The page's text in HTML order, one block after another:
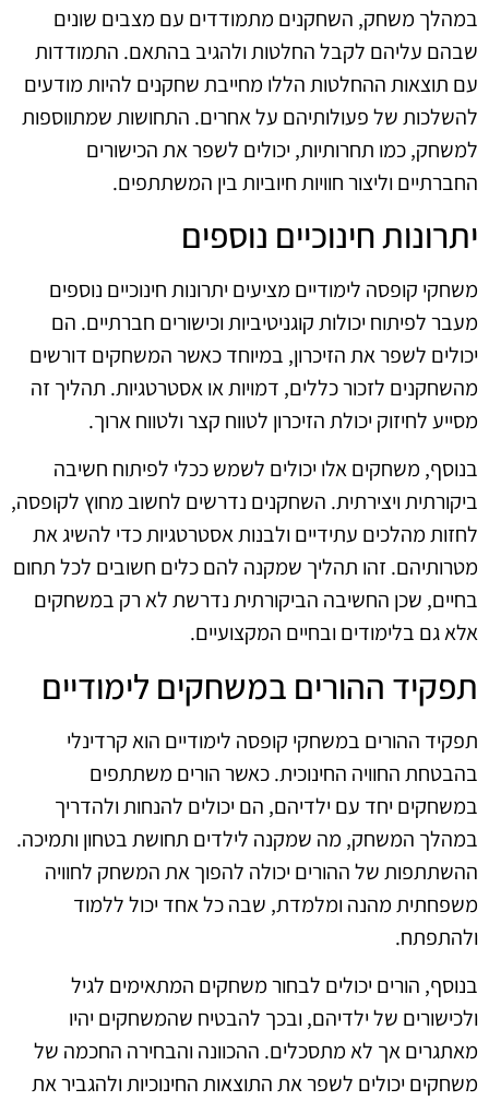
במהלך משחק, השחקנים מתמודדים עם מצבים שונים
שבהם עליהם לקבל החלטות ולהגיב בהתאם. התמודדות
עם תוצאות ההחלטות הללו מחייבת שחקנים להיות מודעים
להשלכות של פעולותיהם על אחרים. התחושות שמתווספות
למשחק, כמו תחרותיות, יכולים לשפר את הכישורים
החברתיים וליצור חוויות חיוביות בין המשתתפים.
יתרונות חינוכיים נוספים
משחקי קופסה לימודיים מציעים יתרונות חינוכיים נוספים
מעבר לפיתוח יכולות קוגניטיביות וכישורים חברתיים. הם
יכולים לשפר את הזיכרון, במיוחד כאשר המשחקים דורשים
מהשחקנים לזכור כללים, דמויות או אסטרטגיות. תהליך זה
מסייע לחיזוק יכולת הזיכרון לטווח קצר ולטווח ארוך.
בנוסף, משחקים אלו יכולים לשמש ככלי לפיתוח חשיבה
ביקורתית ויצירתית. השחקנים נדרשים לחשוב מחוץ לקופסה,
לחזות מהלכים עתידיים ולבנות אסטרטגיות כדי להשיג את
מטרותיהם. זהו תהליך שמקנה להם כלים חשובים לכל תחום
בחיים, שכן החשיבה הביקורתית נדרשת לא רק במשחקים
אלא גם בלימודים ובחיים המקצועיים.
תפקיד ההורים במשחקים לימודיים
תפקיד ההורים במשחקי קופסה לימודיים הוא קרדינלי
בהבטחת החוויה החינוכית. כאשר הורים משתתפים
במשחקים יחד עם ילדיהם, הם יכולים להנחות ולהדריך
במהלך המשחק, מה שמקנה לילדים תחושת בטחון ותמיכה.
ההשתתפות של ההורים יכולה להפוך את המשחק לחוויה
משפחתית מהנה ומלמדת, שבה כל אחד יכול ללמוד
ולהתפתח.
בנוסף, הורים יכולים לבחור משחקים המתאימים לגיל
ולכישורים של ילדיהם, ובכך להבטיח שהמשחקים יהיו
מאתגרים אך לא מתסכלים. ההכוונה והבחירה החכמה של
משחקים יכולים לשפר את התוצאות החינוכיות ולהגביר את